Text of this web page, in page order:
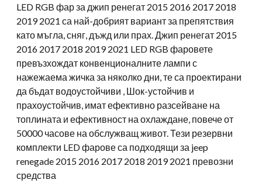
2017
2018
2019
2021
количество
LED RGB фар за джип ренегат 2015 2016 2017 2018
2019 2021 са най-добрият вариант за препятствия
като мъгла, сняг, дъжд или прах. Джип ренегат 2015
2016 2017 2018 2019 2021 LED RGB фаровете
превъзхождат конвенционалните лампи с
нажежаема жичка за няколко дни, те са проектирани
да бъдат водоустойчиви , Шок-устойчив и
прахоустойчив, имат ефективно разсейване на
топлината и ефективност на охлаждане, повече от
50000 часове на обслужващ живот. Тези резервни
комплекти LED фарове са подходящи за jeep
renegade 2015 2016 2017 2018 2019 2021 превозни
средства